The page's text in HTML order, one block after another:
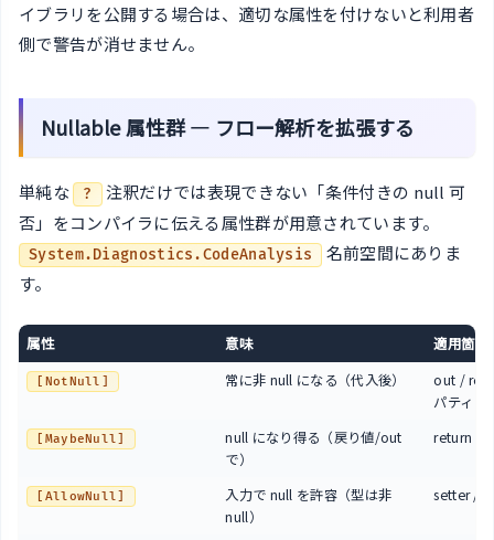
イブラリを公開する場合は、適切な属性を付けないと利用者
側で警告が消せません。
Nullable 属性群 — フロー解析を拡張する
単純な ?
注釈だけでは表現できない「条件付きの null 可
否」をコンパイラに伝える属性群が用意されています。
System.Diagnostics.CodeAnalysis
名前空間にありま
す。
属性 意味 適用箇所
[NotNull] 常に非 null になる（代入後）
out / ref
パティ
[MaybeNull]
null になり得る（戻り値/out
で）
return /
[AllowNull]
入力で null を許容（型は非
null）
setter /